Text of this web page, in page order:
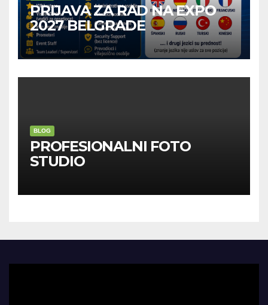
PRIJAVA ZA RAD NA EXPO
2027 BELGRADE
BLOG
PROFESIONALNI FOTO
STUDIO